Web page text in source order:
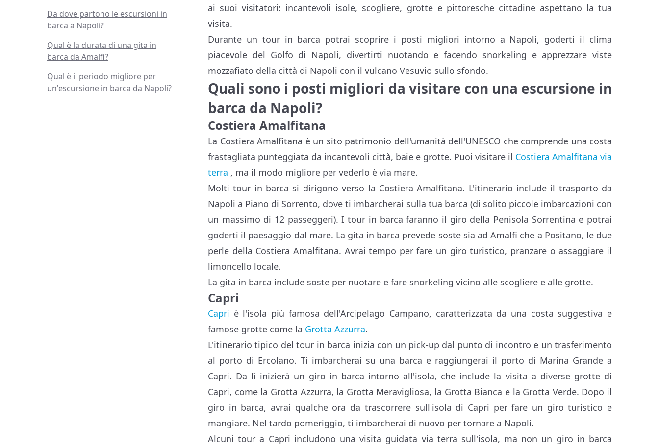
Da dove partono le escursioni in
barca a Napoli?
Qual è la durata di una gita in
barca da Amalfi?
Qual è il periodo migliore per
un'escursione in barca da Napoli?
ai suoi visitatori: incantevoli isole, scogliere, grotte e pittoresche cittadine aspettano la tua
visita.
Durante un tour in barca potrai scoprire i posti migliori intorno a Napoli, goderti il clima
piacevole del Golfo di Napoli, divertirti nuotando e facendo snorkeling e apprezzare viste
mozzafiato della città di Napoli con il vulcano Vesuvio sullo sfondo.
Quali sono i posti migliori da visitare con una escursione in
barca da Napoli?
Costiera Amalfitana
La Costiera Amalfitana è un sito patrimonio dell'umanità dell'UNESCO che comprende una costa
frastagliata punteggiata da incantevoli città, baie e grotte. Puoi visitare il Costiera Amalfitana via
terra , ma il modo migliore per vederlo è via mare.
Molti tour in barca si dirigono verso la Costiera Amalfitana. L'itinerario include il trasporto da
Napoli a Piano di Sorrento, dove ti imbarcherai sulla tua barca (di solito piccole imbarcazioni con
un massimo di 12 passeggeri). I tour in barca faranno il giro della Penisola Sorrentina e potrai
goderti il paesaggio dal mare. La gita in barca prevede soste sia ad Amalfi che a Positano, le due
perle della Costiera Amalfitana. Avrai tempo per fare un giro turistico, pranzare o assaggiare il
limoncello locale.
La gita in barca include soste per nuotare e fare snorkeling vicino alle scogliere e alle grotte.
Capri
Capri è l'isola più famosa dell'Arcipelago Campano, caratterizzata da una costa suggestiva e
famose grotte come la Grotta Azzurra.
L'itinerario tipico del tour in barca inizia con un pick-up dal punto di incontro e un trasferimento
al porto di Ercolano. Ti imbarcherai su una barca e raggiungerai il porto di Marina Grande a
Capri. Da lì inizierà un giro in barca intorno all'isola, che include la visita a diverse grotte di
Capri, come la Grotta Azzurra, la Grotta Meravigliosa, la Grotta Bianca e la Grotta Verde. Dopo il
giro in barca, avrai qualche ora da trascorrere sull'isola di Capri per fare un giro turistico e
mangiare. Nel tardo pomeriggio, ti imbarcherai di nuovo per tornare a Napoli.
Alcuni tour a Capri includono una visita guidata via terra sull'isola, ma non un giro in barca